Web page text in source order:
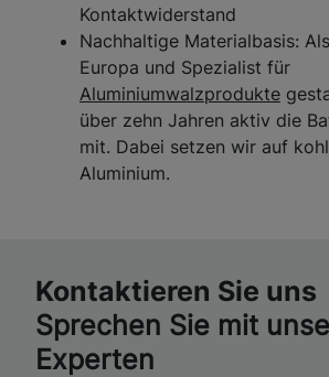
Kontaktwiderstand
Nachhaltige Materialbasis:
Europa und Spezialist für
Aluminiumwalzprodukte
über zehn Jahren aktiv die
mit. Dabei setzen wir auf
Aluminium.
Kontaktieren Sie uns
Sprechen Sie mit
Experten